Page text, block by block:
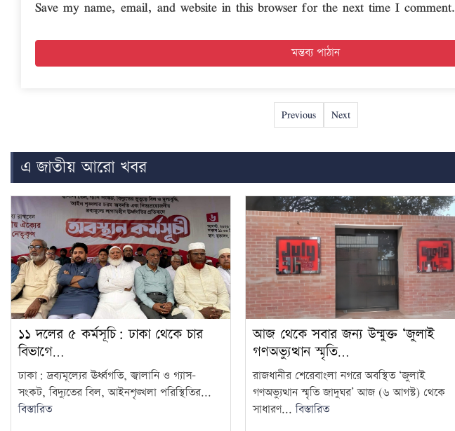
Save my name, email, and website in this browser for the next time I comment.
Previous Next
এ জাতীয় আরো খবর
১১ দলের ৫ কর্মসূচি: ঢাকা থেকে চার
বিভাগে…
ঢাকা: দ্রব্যমূল্যের ঊর্ধ্বগতি, জ্বালানি ও গ্যাস–
সংকট, বিদ্যুতের বিল, আইনশৃঙ্খলা পরিস্থিতির...
বিস্তারিত
আজ থেকে সবার জন্য উন্মুক্ত ‘জুলাই
গণঅভ্যুত্থান স্মৃতি…
রাজধানীর শেরেবাংলা নগরে অবস্থিত ‘জুলাই
গণঅভ্যুত্থান স্মৃতি জাদুঘর’ আজ (৬ আগস্ট) থেকে
সাধারণ...বিস্তারিত